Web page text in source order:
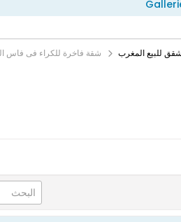
للبيع المغرب شقة فاخرة للكراء فى فاس